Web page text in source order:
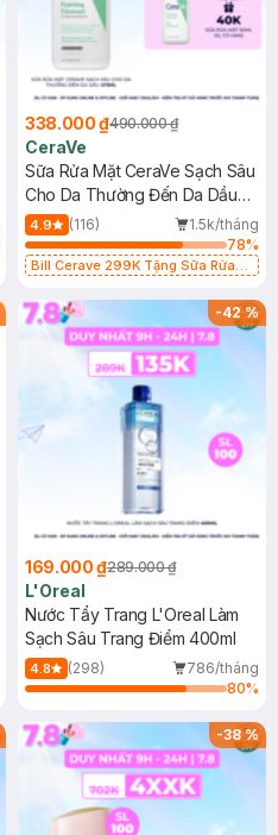
338.000 ₫490.000 ₫
CeraVe
Sữa Rửa Mặt CeraVe Sạch Sâu
Cho Da Thường Đến Da Dầu
473ml
4.9 (116)
1.5k/tháng
78%
Bill Cerave 299K Tặng Sữa Rửa
-42%
169.000 ₫289.000 ₫
L'Oreal
Nước Tẩy Trang L'Oreal Làm
Sạch Sâu Trang Điểm 400ml
4.8 (298)
786/tháng
80%
-38%